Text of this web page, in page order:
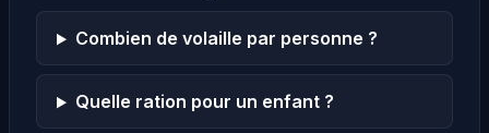
Combien de volaille par personne ?
Quelle ration pour un enfant ?